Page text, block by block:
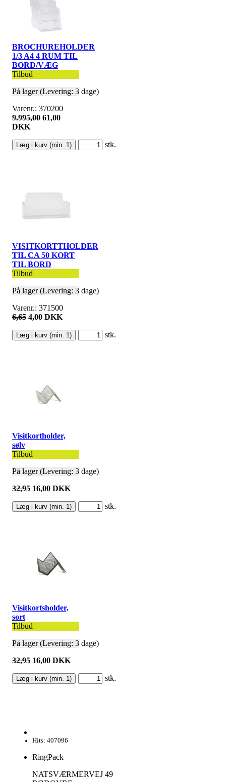
BROCHUREHOLDER
1/3 A4 4 RUM TIL
BORD/VÆG
Tilbud
På lager (Levering: 3 dage)
Varenr.: 370200
9.995,00 61,00
DKK
stk.
VISITKORTTHOLDER
TIL CA 50 KORT
TIL BORD
Tilbud
På lager (Levering: 3 dage)
Varenr.: 371500
6,65 4,00 DKK
stk.
Visitkortholder,
sølv
Tilbud
På lager (Levering: 3 dage)
32,95 16,00 DKK
stk.
Visitkortsholder,
sort
Tilbud
På lager (Levering: 3 dage)
32,95 16,00 DKK
stk.
Hits: 407096
RingPack
NATSVÆRMERVEJ 49